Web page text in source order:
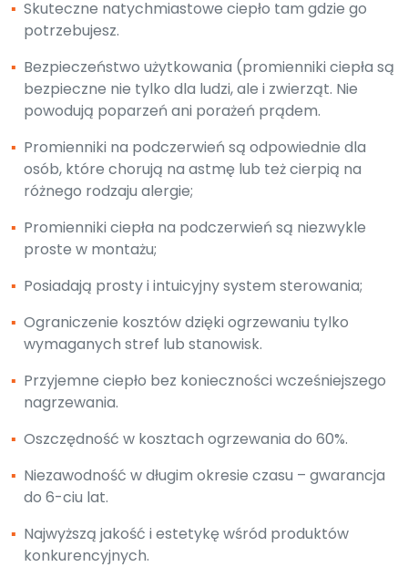
▪ Skuteczne natychmiastowe ciepło tam gdzie go
potrzebujesz.
▪ Bezpieczeństwo użytkowania (promienniki ciepła są
bezpieczne nie tylko dla ludzi, ale i zwierząt. Nie
powodują poparzeń ani porażeń prądem.
▪ Promienniki na podczerwień są odpowiednie dla
osób, które chorują na astmę lub też cierpią na
różnego rodzaju alergie;
▪ Promienniki ciepła na podczerwień są niezwykle
proste w montażu;
▪ Posiadają prosty i intuicyjny system sterowania;
▪ Ograniczenie kosztów dzięki ogrzewaniu tylko
wymaganych stref lub stanowisk.
▪ Przyjemne ciepło bez konieczności wcześniejszego
nagrzewania.
▪ Oszczędność w kosztach ogrzewania do 60%.
▪ Niezawodność w długim okresie czasu – gwarancja
do 6-ciu lat.
▪ Najwyższą jakość i estetykę wśród produktów
konkurencyjnych.